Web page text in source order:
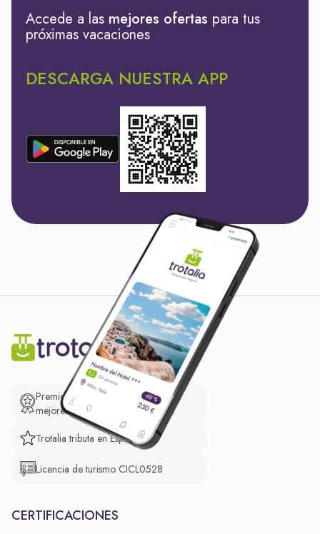
Accede a las mejores ofertas para tus
próximas vacaciones
DESCARGA NUESTRA APP
Premio de El Confidencial a las
mejores prácticas empresariales.
Trotalia tributa en España
Licencia de turismo CICL0528
CERTIFICACIONES